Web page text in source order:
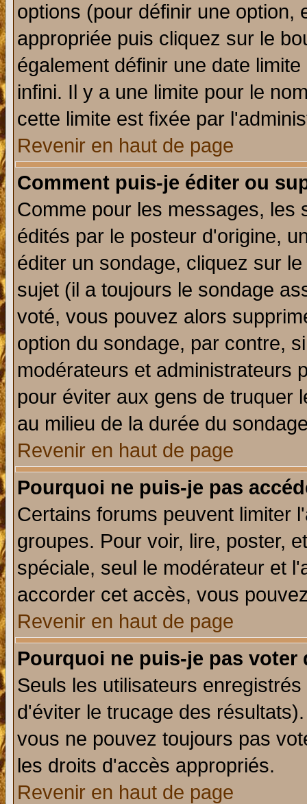
options (pour définir une option,
appropriée puis cliquez sur le
également définir une date
infini. Il y a une limite pour le
cette limite est fixée par
Revenir en haut de page
Comment puis-je éditer ou
Comme pour les messages, les
édités par le posteur d'origine,
éditer un sondage, cliquez sur
sujet (il a toujours le sondage
voté, vous pouvez alors
option du sondage, par contre,
modérateurs et administrateurs
pour éviter aux gens de truquer
au milieu de la durée du
Revenir en haut de page
Pourquoi ne puis-je pas
Certains forums peuvent limiter
groupes. Pour voir, lire, poster,
spéciale, seul le modérateur et
accorder cet accès, vous
Revenir en haut de page
Pourquoi ne puis-je pas voter
Seuls les utilisateurs
d'éviter le trucage des
vous ne pouvez toujours pas
les droits d'accès appropriés.
Revenir en haut de page